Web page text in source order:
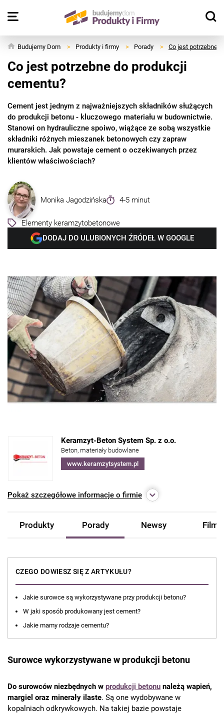
Budujemy Dom > Produkty i firmy > Porady > Co jest potrzebne
Co jest potrzebne do produkcji
cementu?
Cement jest jednym z najważniejszych składników służących
do produkcji betonu - kluczowego materiału w budownictwie.
Stanowi on hydrauliczne spoiwo, wiążące ze sobą wszystkie
składniki różnych mieszanek betonowych czy zapraw
murarskich. Jak powstaje cement o oczekiwanych przez
klientów właściwościach?
Monika Jagodzińska 4-5 minut
Elementy keramzytobetonowe
DODAJ DO ULUBIONYCH ŹRÓDEŁ W GOOGLE
Keramzyt-Beton System Sp. z o.o.
Beton, materiały budowlane
www.keramzytsystem.pl
Pokaż szczegółowe informacje o firmie
Produkty Porady Newsy Filmy
CZEGO DOWIESZ SIĘ Z ARTYKUŁU?
Jakie surowce są wykorzystywane przy produkcji betonu?
W jaki sposób produkowany jest cement?
Jakie mamy rodzaje cementu?
Surowce wykorzystywane w produkcji betonu
Do surowców niezbędnych w produkcji betonu należą wapień,
margiel oraz minerały ilaste. Są one wydobywane w
kopalniach odkrywkowych. Na takiej bazie powstaje